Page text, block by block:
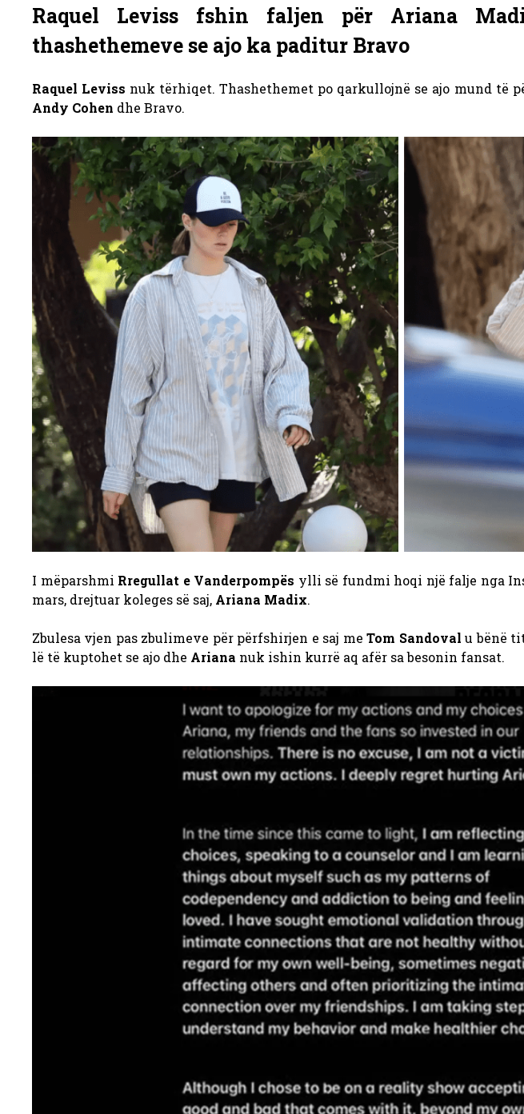
Raquel Leviss fshin faljen për Ariana
thashethemeve se ajo ka paditur Bravo
Raquel Leviss nuk tërhiqet. Thashethemet po qarkullojnë se ajo mund të
Andy Cohen dhe Bravo.
I mëparshmi Rregullat e Vanderpompës ylli së fundmi hoqi një falje nga
mars, drejtuar koleges së saj, Ariana Madix.
Zbulesa vjen pas zbulimeve për përfshirjen e saj meTom Sandoval u bënë
lë të kuptohet se ajo dhe Ariana nuk ishin kurrë aq afër sa besonin fansat.